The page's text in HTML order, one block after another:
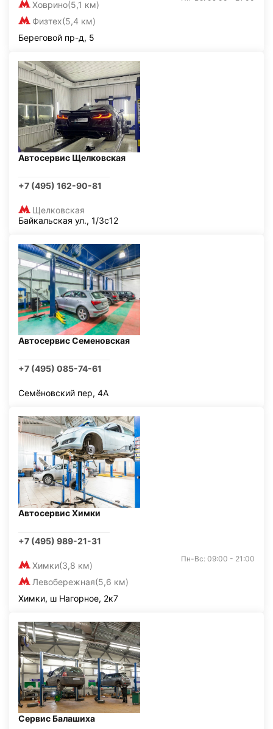
Ховрино(5,1 км)
Физтех(5,4 км)
Береговой пр-д, 5
Автосервис Щелковская
+7 (495) 162-90-81
Щелковская
Байкальская ул., 1/3с12
Автосервис Семеновская
+7 (495) 085-74-61
Семёновский пер, 4А
Автосервис Химки
+7 (495) 989-21-31
Химки(3,8 км)
Левобережная(5,6 км)
Пн-Вс: 09:00 - 21:00
Химки, ш Нагорное, 2к7
Сервис Балашиха